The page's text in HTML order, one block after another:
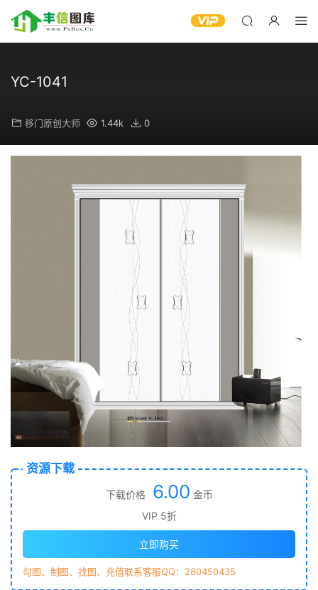
YC-1041
移门原创大师 1.44k 0
资源下载
下载价格 6.00 金币
VIP 5折
立即购买
勾图、制图、找图、充值联系客服QQ：280450435